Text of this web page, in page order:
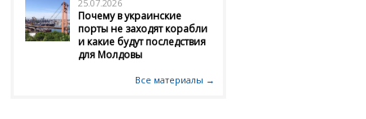
25.07.2026
Почему в украинские
порты не заходят корабли
и какие будут последствия
для Молдовы
Все материалы →